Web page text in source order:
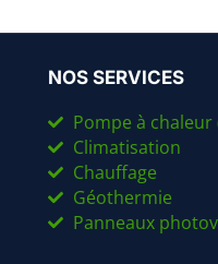
NOS SERVICES
Pompe à chaleur
Climatisation
Chauffage
Géothermie
Panneaux